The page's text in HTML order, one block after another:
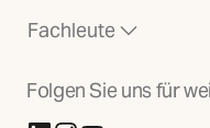
Fachleute
Folgen Sie uns für